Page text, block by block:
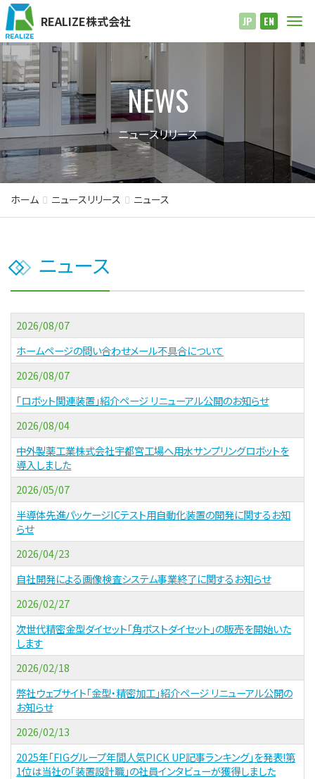
REALIZE株式会社 EN
JP
NEWS
ニュースリリース
ホーム ニュースリリース ニュース
ニュース
2026/08/07
ホームページの問い合わせメール不具合について
2026/08/07
「ロボット関連装置」紹介ページ リニューアル公開のお知らせ
2026/08/04
中外製薬工業株式会社宇都宮工場へ用水サンプリングロボットを
導入しました
2026/05/07
半導体先進パッケージICテスト用自動化装置の開発に関するお知
らせ
2026/04/23
自社開発による画像検査システム事業終了に関するお知らせ
2026/02/27
次世代精密金型ダイセット「角ポストダイセット」の販売を開始いた
します
2026/02/18
弊社ウェブサイト「金型・精密加工」紹介ページ リニューアル公開の
お知らせ
2026/02/13
2025年「FIGグループ年間人気PICK UP記事ランキング」を発表!第
1位は当社の「装置設計職」の社員インタビューが獲得しました